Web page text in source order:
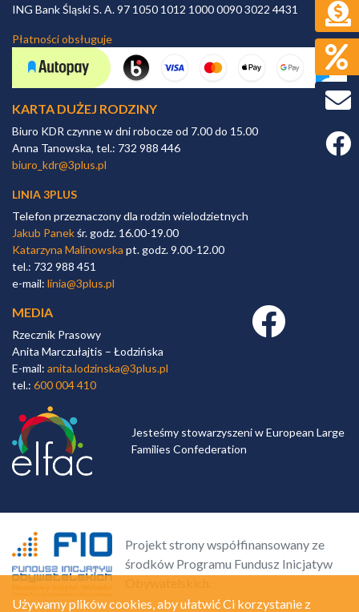
ING Bank Śląski S. A. 97 1050 1012 1000 0090 3022 4431
Płatności obsługuje
KARTA DUŻEJ RODZINY
Biuro KDR czynne w dni robocze od 7.00 do 15.00
Anna Tanowska, tel.: 732 988 446
biuro_kdr@3plus.pl
LINIA 3PLUS
Telefon przeznaczony dla rodzin wielodzietnych
Jakub Panekśr. godz. 16.00-19.00
Katarzyna Malinowska pt. godz. 9.00-12.00
tel.: 732 988 451
e-mail: linia@3plus.pl
MEDIA
Rzecznik Prasowy
Anita Marczułajtis – Łodzińska
E-mail: anita.lodzinska@3plus.pl
tel.: 600 004 410
Facebook link
Jesteśmy stowarzyszeni w European Large
Families Confederation
Projekt strony współfinansowany ze
środków Programu Fundusz Inicjatyw
Używamy plików cookies, aby ułatwić Ci korzystanie z